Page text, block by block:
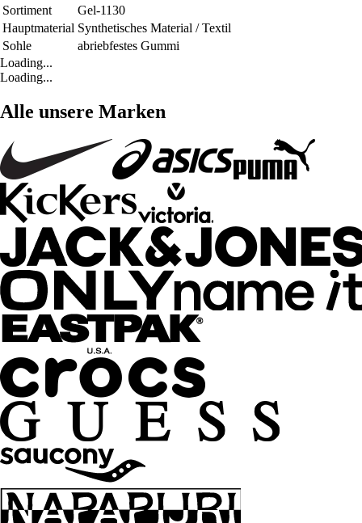
Sortiment
Gel-1130
Hauptmaterial Synthetisches Material / Textil
Sohle
abriebfestes Gummi
Loading...
Loading...
Alle unsere Marken